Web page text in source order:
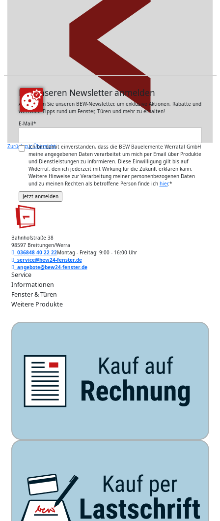
Zurück zur Übersicht
Für unseren Newsletter anmelden
Abonnieren Sie unseren BEW-Newsletter, um exklusive Aktionen, Rabatte und
wertvolle Tipps rund um Fenster, Türen und mehr zu erhalten!
E-Mail*
Ich bin damit einverstanden, dass die BEW Bauelemente Werratal GmbH
meine angegebenen Daten verarbeitet um mich per Email über Produkte
und Dienstleistungen zu informieren. Diese Einwilligung gilt bis auf
Widerruf, den ich jederzeit mit Wirkung für die Zukunft erklären kann.
Weitere Hinweise zur Verarbeitung meiner personenbezogenen Daten
und zu meinen Rechten als betroffene Person finde ich hier.*
Bahnhofstraße 38
98597 Breitungen/Werra
036848 40 22 22Montag - Freitag: 9:00 - 16:00 Uhr
service@bew24-fenster.de
angebote@bew24-fenster.de
Service
Informationen
Fenster & Türen
Weitere Produkte